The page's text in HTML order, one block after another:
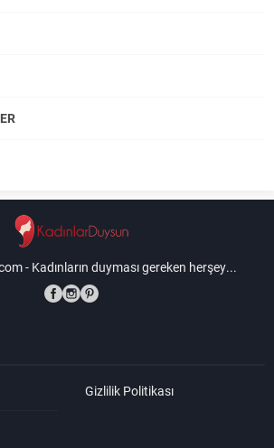
- Kadınların duyması gereken herşey...
Gizlilik Politikası